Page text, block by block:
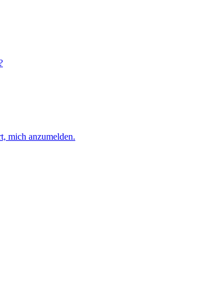
mich anzumelden.